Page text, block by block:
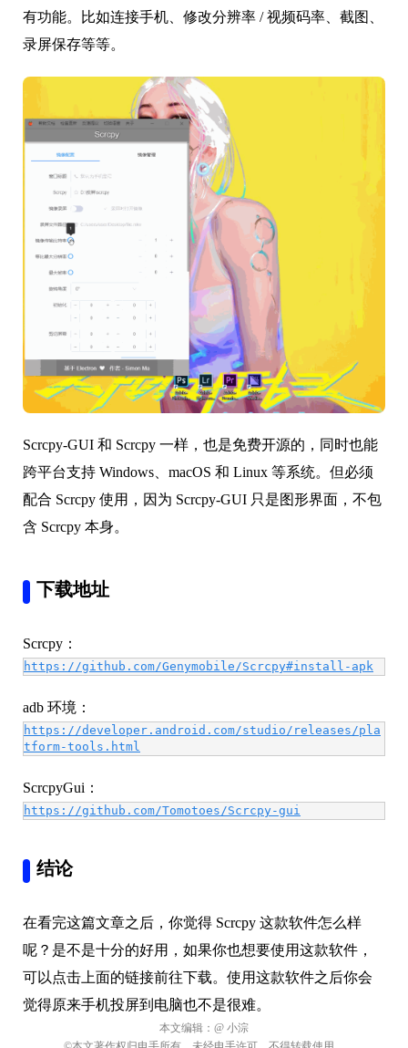
有功能。比如连接手机、修改分辨率 / 视频码率、截图、
录屏保存等等。
Scrcpy-GUI 和 Scrcpy 一样，也是免费开源的，同时也能
跨平台支持 Windows、macOS 和 Linux 等系统。但必须
配合 Scrcpy 使用，因为 Scrcpy-GUI 只是图形界面，不包
含 Scrcpy 本身。
下载地址
Scrcpy：
https://github.com/Genymobile/Scrcpy#install-apk
adb 环境：
https://developer.android.com/studio/releases/pla
tform-tools.html
ScrcpyGui：
https://github.com/Tomotoes/Scrcpy-gui
结论
在看完这篇文章之后，你觉得 Scrcpy 这款软件怎么样
呢？是不是十分的好用，如果你也想要使用这款软件，
可以点击上面的链接前往下载。使用这款软件之后你会
觉得原来手机投屏到电脑也不是很难。
本文编辑： @ 小淙